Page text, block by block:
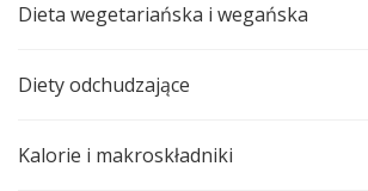
Dieta wegetariańska i wegańska
Diety odchudzające
Kalorie i makroskładniki